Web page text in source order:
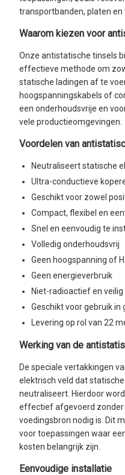
transportbanden, platen en
Waarom kiezen voor
Onze antistatische tinsels
effectieve methode om
statische ladingen af te
hoogspanningskabels of
een onderhoudsvrije en
vele productieomgevingen.
Voordelen van
Neutraliseert statische
Ultra-conductieve
Geschikt voor zowel
Compact, flexibel en
Snel en eenvoudig te
Volledig onderhoudsvrij
Geen hoogspanning of
Geen energieverbruik
Niet-radioactief en veilig
Geschikt voor gebruik in
Levering op rol van 22
Werking van de
De speciale vertakkingen
elektrisch veld dat
neutraliseert. Hierdoor
effectief afgevoerd zonder
voedingsbron nodig is. Dit
voor toepassingen waar
kosten belangrijk zijn.
Eenvoudige installatie